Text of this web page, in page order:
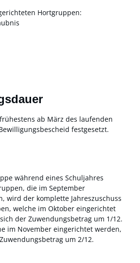
Hortgruppen:
ab März des laufenden
festgesetzt.
während eines Schuljahres
die im September
wird der komplette Jahreszuschuss
welche im Oktober eingerichtet
der Zuwendungsbetrag um 1/12.
im November eingerichtet werden,
um 2/12.